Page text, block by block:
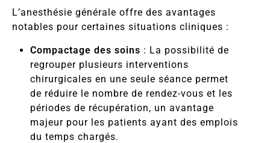
L’anesthésie générale offre des avantages
notables pour certaines situations cliniques :
Compactage des soins : La possibilité de
regrouper plusieurs interventions
chirurgicales en une seule séance permet
de réduire le nombre de rendez-vous et les
périodes de récupération, un avantage
majeur pour les patients ayant des emplois
du temps chargés.